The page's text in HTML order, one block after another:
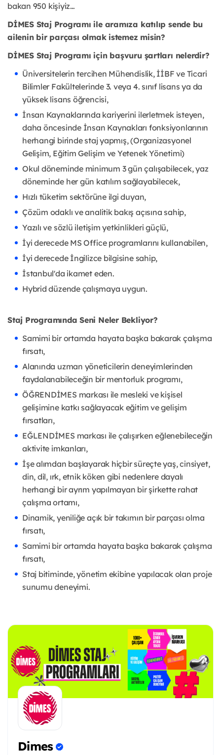
bakan 950 kişiyiz…
DİMES Staj Programı ile aramıza katılıp sende bu
ailenin bir parçası olmak istemez misin?
DİMES Staj Programı için başvuru şartları nelerdir?
Üniversitelerin tercihen Mühendislik, İİBF ve Ticari
Bilimler Fakültelerinde 3. veya 4. sınıf lisans ya da
yüksek lisans öğrencisi,
İnsan Kaynaklarında kariyerini ilerletmek isteyen,
daha öncesinde İnsan Kaynakları fonksiyonlarının
herhangi birinde staj yapmış, (Organizasyonel
Gelişim, Eğitim Gelişim ve Yetenek Yönetimi)
Okul döneminde minimum 3 gün çalışabilecek, yaz
döneminde her gün katılım sağlayabilecek,
Hızlı tüketim sektörüne ilgi duyan,
Çözüm odaklı ve analitik bakış açısına sahip,
Yazılı ve sözlü iletişim yetkinlikleri güçlü,
İyi derecede MS Office programlarını kullanabilen,
İyi derecede İngilizce bilgisine sahip,
İstanbul'da ikamet eden.
Hybrid düzende çalışmaya uygun.
Staj Programında Seni Neler Bekliyor?
Samimi bir ortamda hayata başka bakarak çalışma
fırsatı,
Alanında uzman yöneticilerin deneyimlerinden
faydalanabileceğin bir mentorluk programı,
ÖĞRENDİMES markası ile mesleki ve kişisel
gelişimine katkı sağlayacak eğitim ve gelişim
fırsatları,
EĞLENDİMES markası ile çalışırken eğlenebileceğin
aktivite imkanları,
İşe alımdan başlayarak hiçbir süreçte yaş, cinsiyet,
din, dil, ırk, etnik köken gibi nedenlere dayalı
herhangi bir ayrım yapılmayan bir şirkette rahat
çalışma ortamı,
Dinamik, yeniliğe açık bir takımın bir parçası olma
fırsatı,
Samimi bir ortamda hayata başka bakarak çalışma
fırsatı,
Staj bitiminde, yönetim ekibine yapılacak olan proje
sunumu deneyimi.
Dimes